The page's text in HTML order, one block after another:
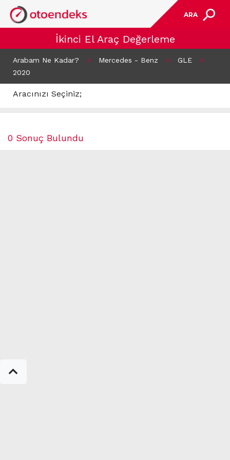
ARA
İkinci El Araç Değerleme
Arabam Ne Kadar? > Mercedes - Benz > GLE
>
2020
Aracınızı Seçiniz;
0 Sonuç Bulundu